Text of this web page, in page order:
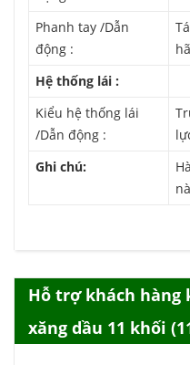
Phanh tay /Dẫn
động :
Hệ thống lái :
Kiểu hệ thống lái
/Dẫn động :
Ghi chú:
Hỗ trợ khách hàng
xăng dầu 11 khối